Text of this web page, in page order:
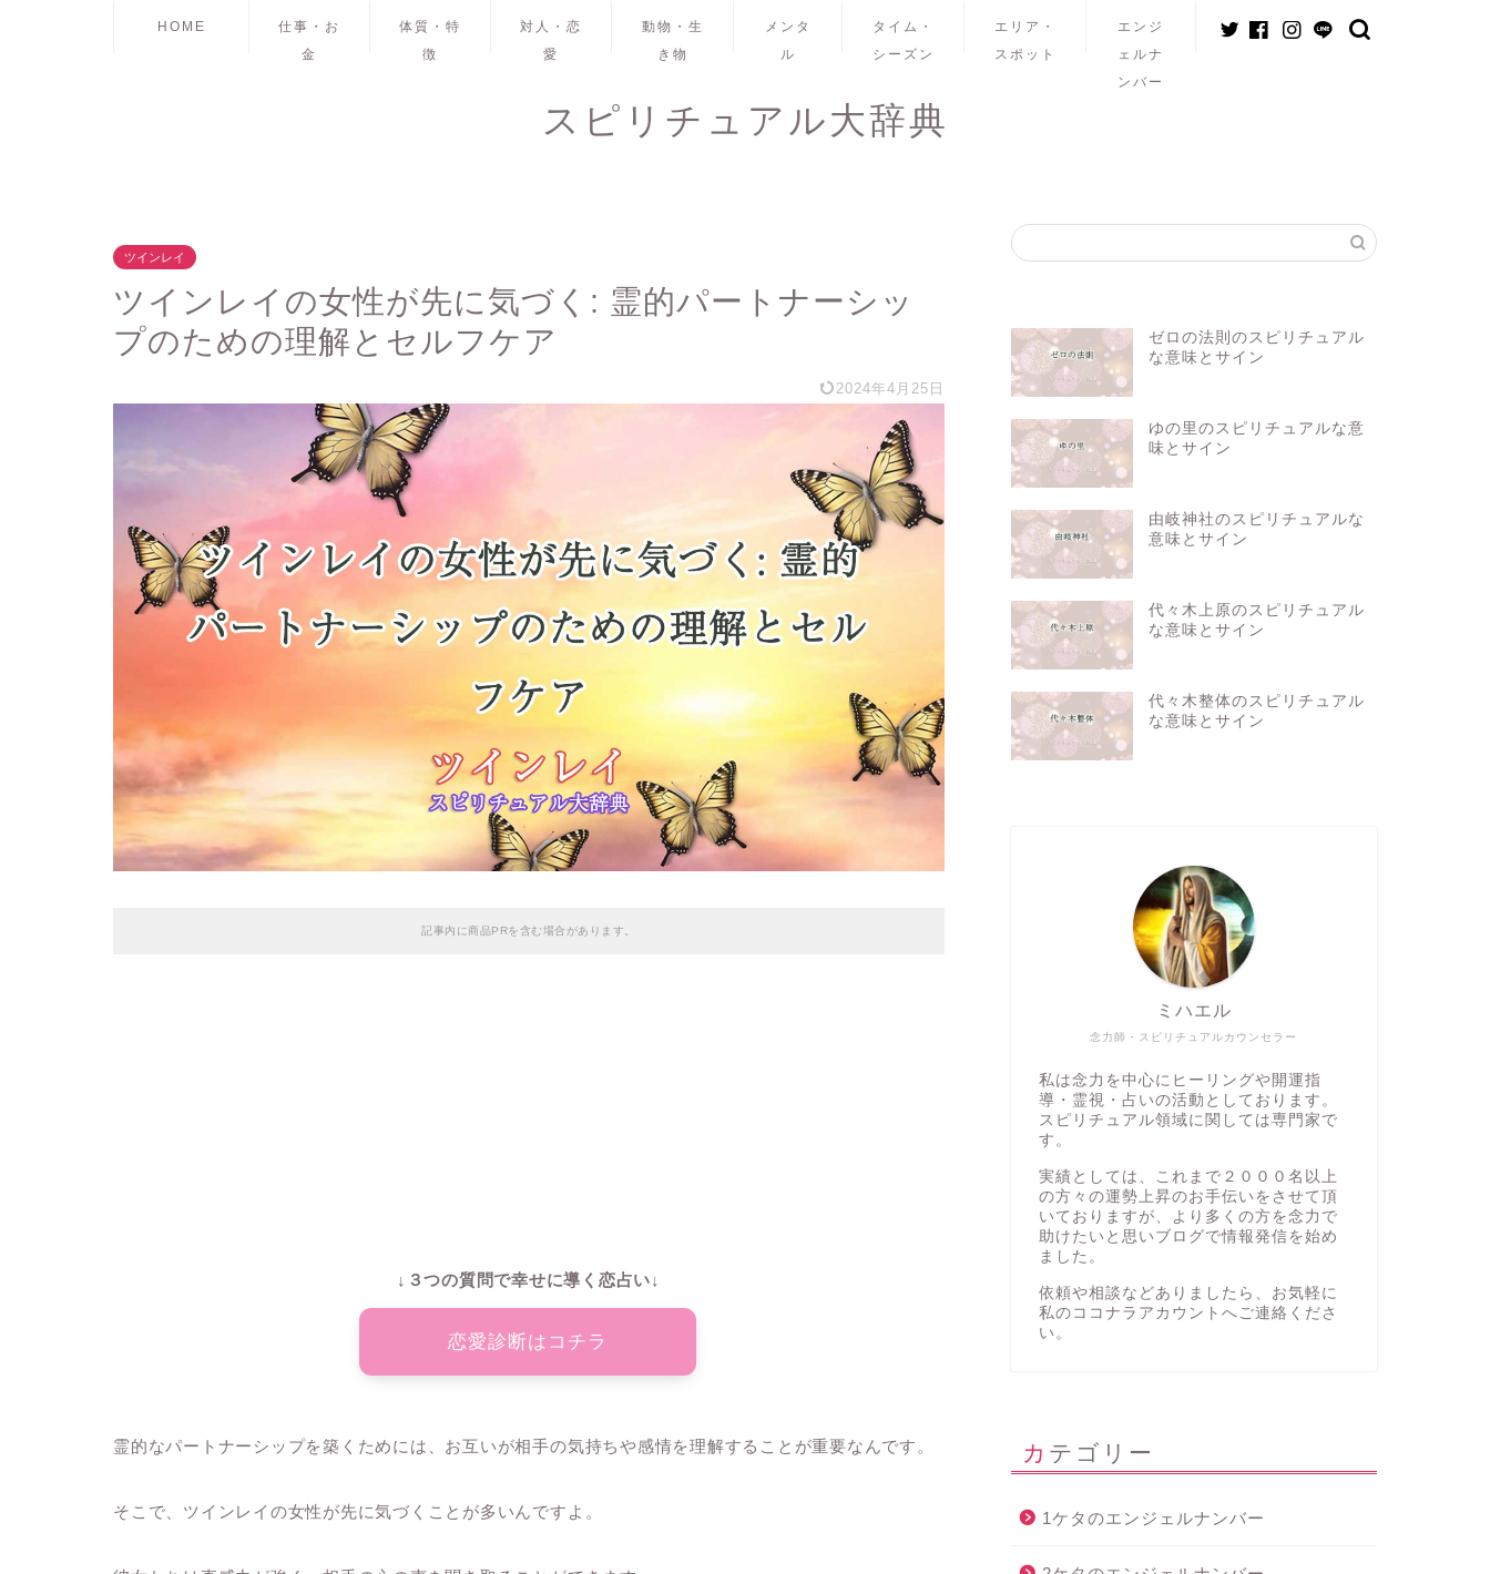
HOME
仕事・お
金
体質・特
徴
対人・恋
愛
動物・生
き物
メンタ
ル
タイム・
シーズン
エリア・
スポット
エンジ
ェルナ
ンバー
スピリチュアル大辞典
ツインレイ
ツインレイの女性が先に気づく: 霊的パートナーシッ
プのための理解とセルフケア
2024年4月25日
記事内に商品PRを含む場合があります。
↓３つの質問で幸せに導く恋占い↓
恋愛診断はコチラ
霊的なパートナーシップを築くためには、お互いが相手の気持ちや感情を理解することが重要なんです。
そこで、ツインレイの女性が先に気づくことが多いんですよ。
ゼロの法則のスピリチュアル
な意味とサイン
ゆの里のスピリチュアルな意
味とサイン
由岐神社のスピリチュアルな
意味とサイン
代々木上原のスピリチュアル
な意味とサイン
代々木整体のスピリチュアル
な意味とサイン
念力師・スピリチュアルカウンセラー
ミハエル
私は念力を中心にヒーリングや開運指
導・霊視・占いの活動としております。
スピリチュアル領域に関しては専門家で
す。
実績としては、これまで２０００名以上
の方々の運勢上昇のお手伝いをさせて頂
いておりますが、より多くの方を念力で
助けたいと思いブログで情報発信を始め
ました。
依頼や相談などありましたら、お気軽に
私の ココナラアカウント へご連絡くださ
い。
カテゴリー
1ケタのエンジェルナンバー